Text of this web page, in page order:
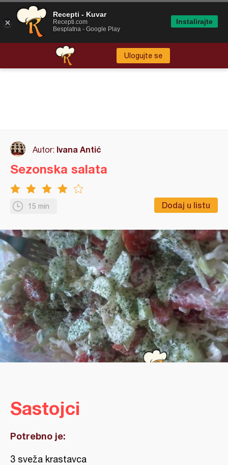
Ulogujte se
Autor: Ivana Antić
15 min Dodaj u listu
Sezonska salata
Sastojci
Potrebno je:
3 sveža krastavca
Recepti - Kuvar
Recepti.com
Besplatna - Google Play
Instalirajte